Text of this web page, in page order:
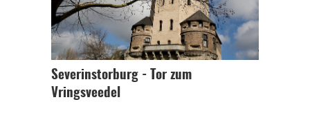
Severinstorburg - Tor zum
Vringsveedel